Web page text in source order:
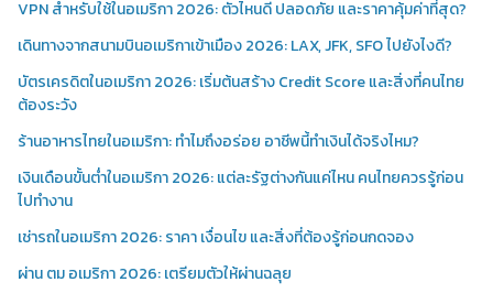
VPN สำหรับใช้ในอเมริกา 2026: ตัวไหนดี ปลอดภัย และราคาคุ้มค่าที่สุด?
เดินทางจากสนามบินอเมริกาเข้าเมือง 2026: LAX, JFK, SFO ไปยังไงดี?
บัตรเครดิตในอเมริกา 2026: เริ่มต้นสร้าง Credit Score และสิ่งที่คนไทย
ต้องระวัง
ร้านอาหารไทยในอเมริกา: ทำไมถึงอร่อย อาชีพนี้ทำเงินได้จริงไหม?
เงินเดือนขั้นต่ำในอเมริกา 2026: แต่ละรัฐต่างกันแค่ไหน คนไทยควรรู้ก่อน
ไปทำงาน
เช่ารถในอเมริกา 2026: ราคา เงื่อนไข และสิ่งที่ต้องรู้ก่อนกดจอง
ผ่าน ตม อเมริกา 2026: เตรียมตัวให้ผ่านฉลุย